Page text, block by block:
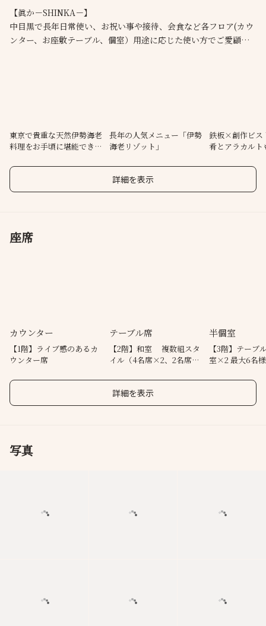
【眞か－SHINKA－】
中目黒で長年日常使い、お祝い事や接待、会食など各フロア(カウ
ンター、お座敷テーブル、個室）用途に応じた使い方でご愛顧頂
東京で貴重な天然伊勢海老
料理をお手頃に堪能できる
長年の人気メニュー「伊勢
海老リゾット」
鉄板×創作ビス
肴とアラカルト
詳細を表示
座席
カウンター
【1階】ライブ感のあるカ
ウンター席
テーブル席
【2階】和室 複数組スタ
イル（4名席×2、2名席
対応
半個室
【3階】テーブ
室×2 最大6名
詳細を表示
写真